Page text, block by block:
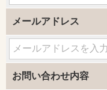
メールアドレス
お問い合わせ内容